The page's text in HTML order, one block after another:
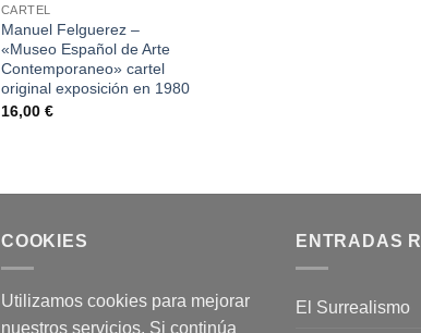
CARTEL
Manuel Felguerez –
«Museo Español de Arte
Contemporaneo» cartel
original exposición en 1980
16,00 €
COOKIES
Utilizamos cookies para mejorar
nuestros servicios. Si continúa
ENTRADAS
El Surrealismo